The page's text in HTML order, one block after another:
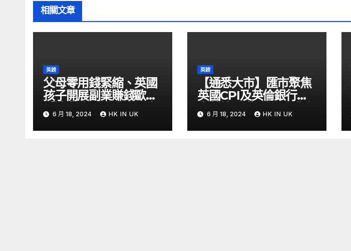
相關文章
英鎊
父母零用錢緊縮、英國
孩子開展副業賺錢歐媒:
「這業務」賺最多 – 自
由財經
6 月 18, 2024 HK IN UK
英鎊
【通悉大市】匯市聚焦
英國CPI及英倫銀行議
息英鎊兌港元PUT獲資
金留意 – Now 財經
6 月 18, 2024 HK IN UK